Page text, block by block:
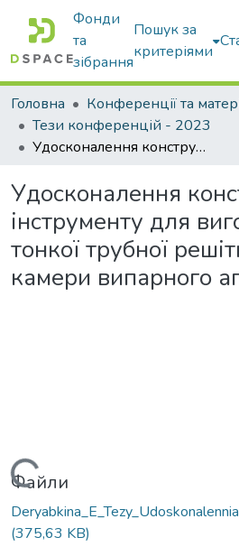
Фонди
та
зібрання
Пошук за
критеріями
Головна
Тези конференцій - 2023
Удосконалення конструкції і інструменту для виготовлення тонкої трубної решітки гріючої камери випарного апарату
Удосконалення
інструменту для
тонкої трубної
камери випарного
Вантажиться...
Файли
(375,63 KB)